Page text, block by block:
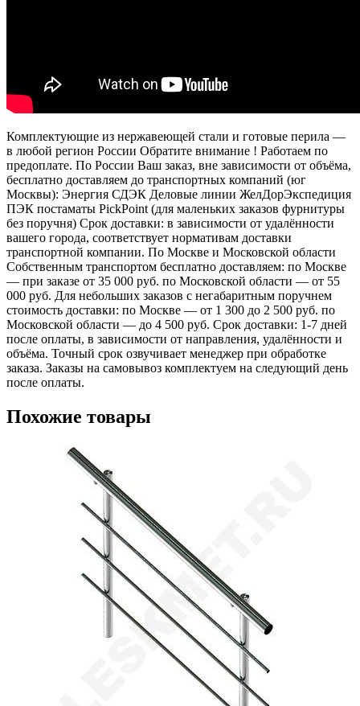
Комплектующие из нержавеющей стали и готовые перила —
в любой регион России Обратите внимание ! Работаем по
предоплате. По России Ваш заказ, вне зависимости от объёма,
бесплатно доставляем до транспортных компаний (юг
Москвы): Энергия СДЭК Деловые линии ЖелДорЭкспедиция
ПЭК постаматы PickPoint (для маленьких заказов фурнитуры
без поручня) Срок доставки: в зависимости от удалённости
вашего города, соответствует нормативам доставки
транспортной компании. По Москве и Московской области
Собственным транспортом бесплатно доставляем: по Москве
— при заказе от 35 000 руб. по Московской области — от 55
000 руб. Для небольших заказов с негабаритным поручнем
стоимость доставки: по Москве — от 1 300 до 2 500 руб. по
Московской области — до 4 500 руб. Срок доставки: 1-7 дней
после оплаты, в зависимости от направления, удалённости и
объёма. Точный срок озвучивает менеджер при обработке
заказа. Заказы на самовывоз комплектуем на следующий день
после оплаты.
Похожие товары